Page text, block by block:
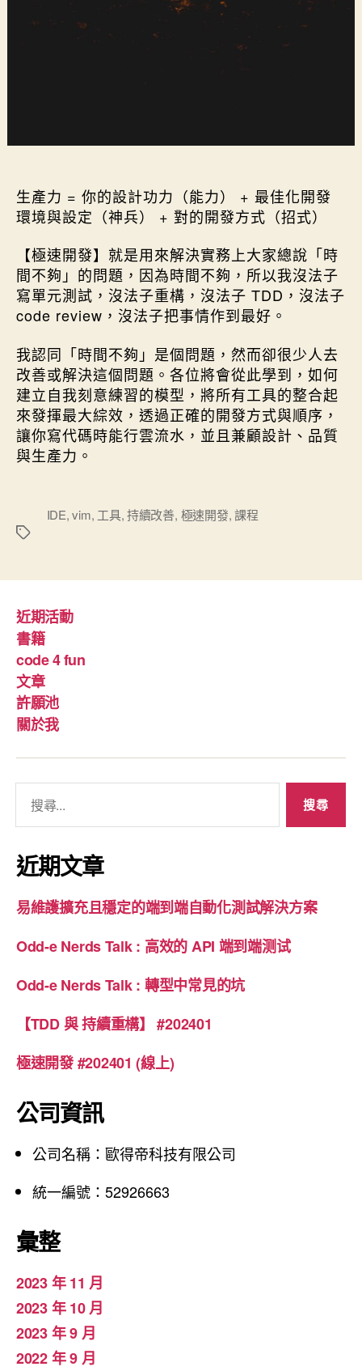
生產力 = 你的設計功力（能力） + 最佳化開發
環境與設定（神兵） + 對的開發方式（招式）
【極速開發】就是用來解決實務上大家總說「時
間不夠」的問題，因為時間不夠，所以我沒法子
寫單元測試，沒法子重構，沒法子 TDD，沒法子
code review，沒法子把事情作到最好。
我認同「時間不夠」是個問題，然而卻很少人去
改善或解決這個問題。各位將會從此學到，如何
建立自我刻意練習的模型，將所有工具的整合起
來發揮最大綜效，透過正確的開發方式與順序，
讓你寫代碼時能行雲流水，並且兼顧設計、品質
與生產力。
IDE,vim, 工具,持續改善, 極速開發,課程
近期活動
書籍
code 4 fun
文章
許願池
關於我
關
鍵
字
近期文章
易維護擴充且穩定的端到端自動化測試解決方案
Odd-e Nerds Talk : 高效的 API 端到端测试
Odd-e Nerds Talk : 轉型中常見的坑
【TDD 與 持續重構】 #202401
極速開發 #202401 (線上)
公司資訊
公司名稱：歐得帝科技有限公司
統一編號：52926663
彙整
2023 年 11 月
2023 年 10 月
2023 年 9 月
2022 年 9 月